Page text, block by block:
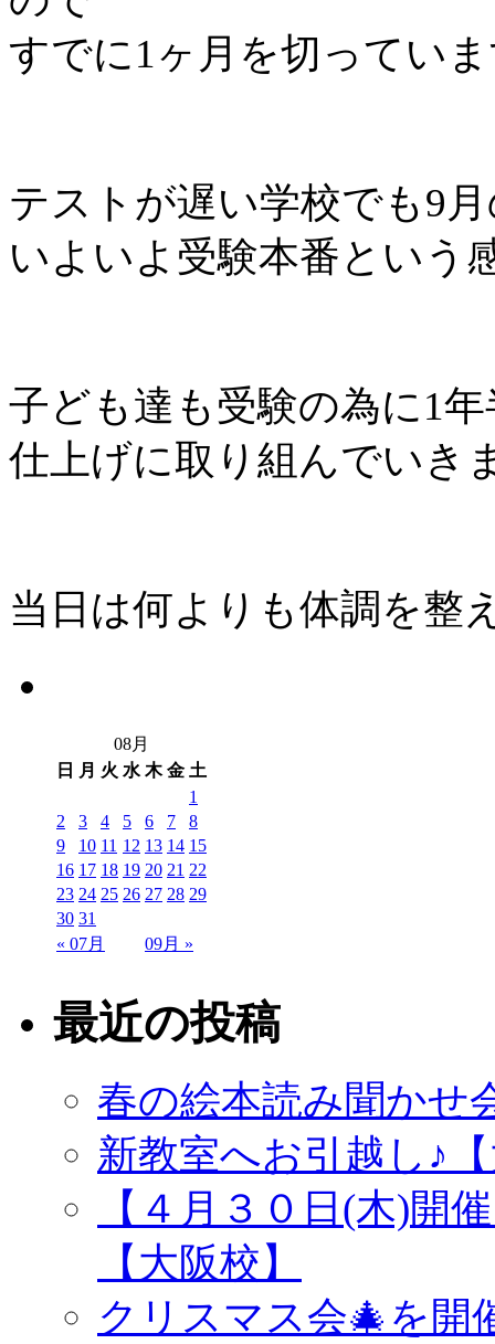
すでに1ヶ月を切ってい
テストが遅い学校でも9
いよいよ受験本番という
子ども達も受験の為に1
仕上げに取り組んでいき
当日は何よりも体調を整
08月
日
月 火 水 木 金 土
« 07月 09月 »
1
2
3 4 5 6 7
8
9
10 11 12 13 14 15
16 17 18 19 20 21 22
23 24 25 26 27 28 29
30 31
最近の投稿
春の絵本読み聞かせ
新教室へお引越し♪
【４月３０日(木)開
【大阪校】
クリスマス会🎄を開